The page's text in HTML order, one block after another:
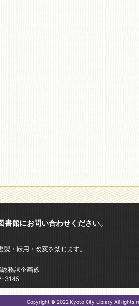
館にお問い合わせください。
・転用・改変を禁じます。
務課企画係
3145
Copyright © 2022 Kyoto City Library All rights